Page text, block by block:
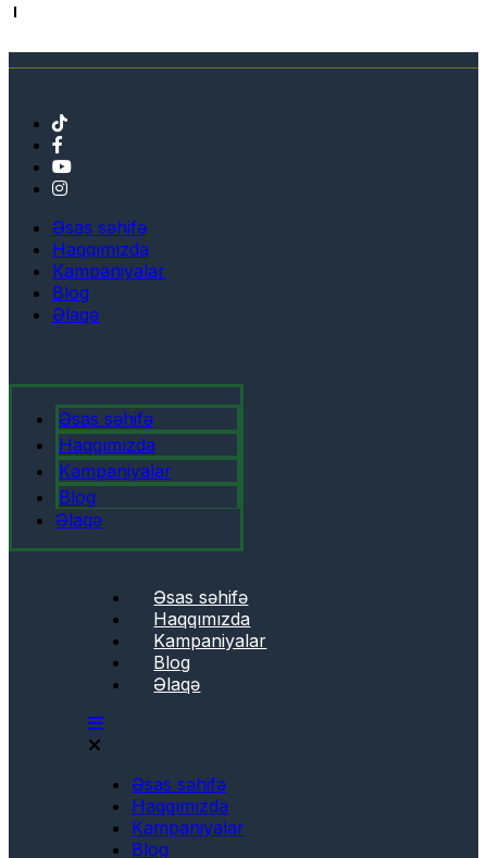
Əsas səhifə
Haqqımızda
Kampaniyalar
Blog
Əlaqə
Əsas səhifə
Haqqımızda
Kampaniyalar
Blog
Əlaqə
Əsas səhifə
Haqqımızda
Kampaniyalar
Blog
Əlaqə
Əsas səhifə
Haqqımızda
Kampaniyalar
Blog